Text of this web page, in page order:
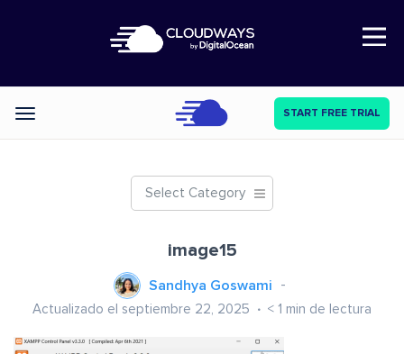
Open Nav
Categories START FREE TRIAL
Select Category
image15
Sandhya Goswami
Actualizado el septiembre 22, 2025 < 1 min de lectura